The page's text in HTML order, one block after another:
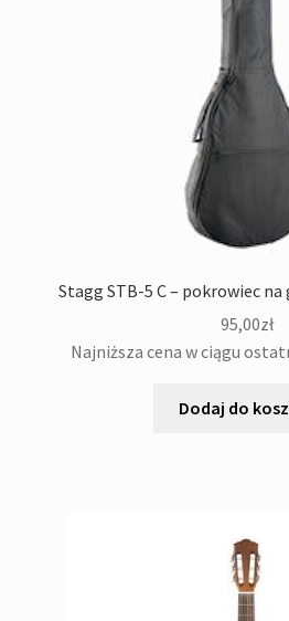
Stagg STB-5 C – pokrowiec
95,00zł
Najniższa cena w ciągu
Dodaj do